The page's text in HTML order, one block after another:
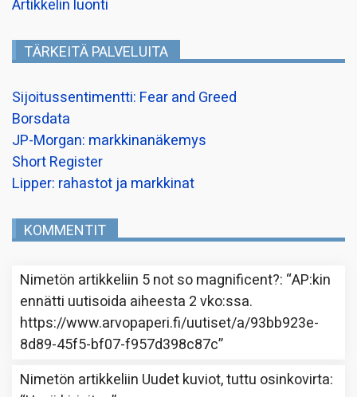
Artikkelin luonti
TÄRKEITÄ PALVELUITA
Sijoitussentimentti: Fear and Greed
Borsdata
JP-Morgan: markkinanäkemys
Short Register
Lipper: rahastot ja markkinat
KOMMENTIT
Nimetön artikkeliin 5 not so magnificent?: “AP:kin
ennätti uutisoida aiheesta 2 vko:ssa.
https://www.arvopaperi.fi/uutiset/a/93bb923e-
8d89-45f5-bf07-f957d398c87c”
Nimetön artikkeliin Uudet kuviot, tuttu osinkovirta: